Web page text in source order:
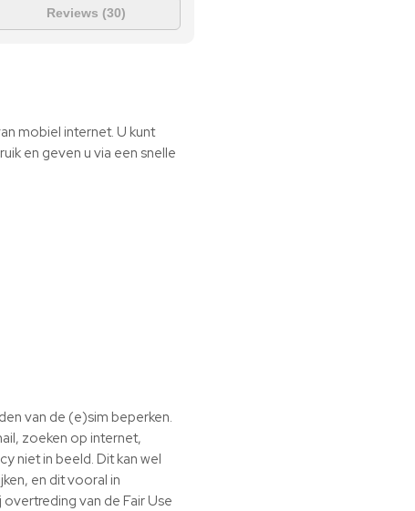
Reviews (30)
mobiel internet. U kunt
en geven u via een snelle
van de (e)sim beperken.
zoeken op internet,
niet in beeld. Dit kan wel
en dit vooral in
van de Fair Use